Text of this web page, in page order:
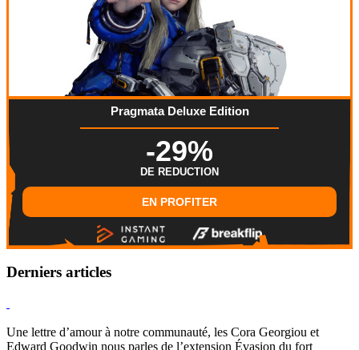
Pragmata Deluxe Edition
-29%
DE REDUCTION
EN PROFITER
Derniers articles
Une lettre d’amour à notre communauté, les Cora Georgiou et
Edward Goodwin nous parles de l’extension Évasion du fort